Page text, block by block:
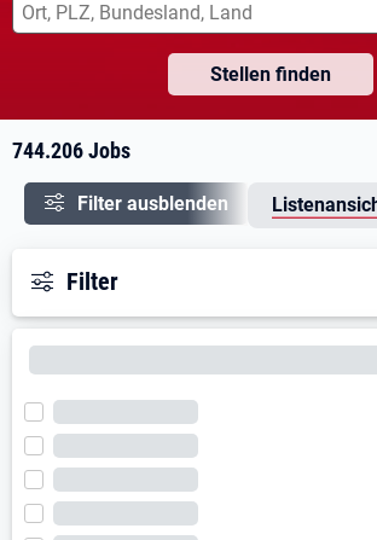
Stellen finden
744.206 Jobs
Filter ausblenden
Filter